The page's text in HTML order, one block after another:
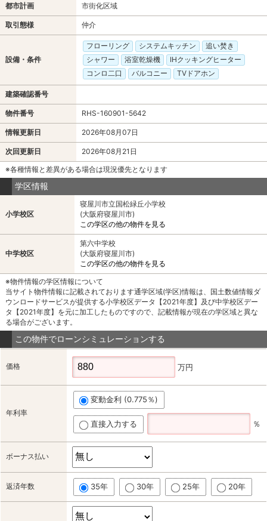
都市計画 市街化区域
取引態様 仲介
設備・条件
フローリング システムキッチン
追い焚き
シャワー
浴室乾燥機
IHクッキングヒーター
コンロ二口
バルコニー TVドアホン
建築確認番号
物件番号 RHS-160901-5642
情報更新日 2026年08月07日
次回更新日
2026年08月21日
※各種情報と差異がある場合は現況優先となります
学区情報
小学校区
寝屋川市立国松緑丘小学校
(大阪府寝屋川市)
この学区の他の物件を見る
中学校区
第六中学校
(大阪府寝屋川市)
この学区の他の物件を見る
※物件情報の学区情報について
当サイト物件情報に記載されております通学区域(学区)情報は、国土数値情報ダ
ウンロードサービスが提供する小学校区データ【2021年度】及び中学校区デー
タ【2021年度】を元に加工したものですので、記載情報が現在の学区域と異な
る場合がございます。
この物件でローンシミュレーションする
価格 万円
年利率
変動金利 (0.775％)
直接入力する ％
ボーナス払い
返済年数 35年 30年 25年 20年